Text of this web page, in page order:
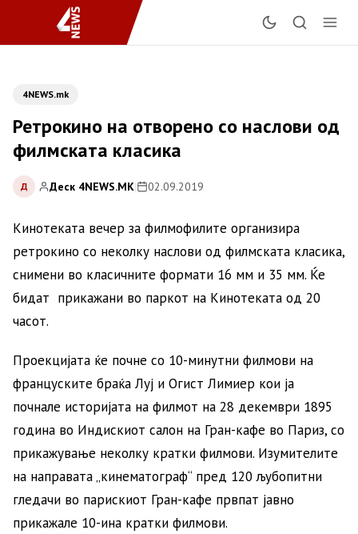
4NEWS.mk
Ретрокино на отворено со наслови од
филмската класика
Д Деск 4NEWS.MK| 02.09.2019
Кинотеката вечер за филмофилите организира
ретрокино со неколку наслови од филмската класика,
снимени во класичните формати 16 мм и 35 мм. Ќе
бидат прикажани во паркот на Кинотеката од 20
часот.
Проекцијата ќе почне со 10-минутни филмови на
француските браќа Луј и Огист Лимиер кои ја
почнале историјата на филмот на 28 декември 1895
година во Индискиот салон на Гран-кафе во Париз, со
прикажување неколку кратки филмови. Изумителите
на направата „кинематограф“ пред 120 љубопитни
гледачи во парискиот Гран-кафе првпат јавно
прикажале 10-ина кратки филмови.